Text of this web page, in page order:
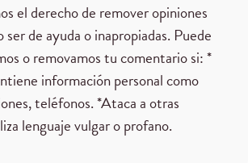
el derecho de remover opiniones
ser de ayuda o inapropiadas. Puede
o removamos tu comentario si: *
información personal como
teléfonos. *Ataca a otras
lenguaje vulgar o profano.